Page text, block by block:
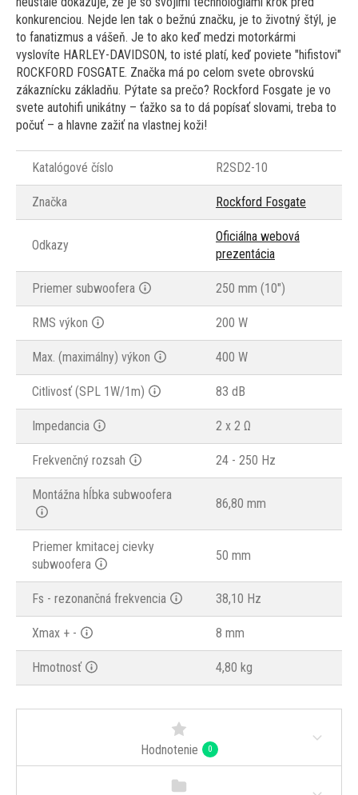
konkurenciou. Nejde len tak o bežnú značku, je to životný štýl, je
to fanatizmus a vášeň. Je to ako keď medzi motorkármi
vyslovíte HARLEY-DAVIDSON, to isté platí, keď poviete "hifistovi"
ROCKFORD FOSGATE. Značka má po celom svete obrovskú
zákaznícku základňu. Pýtate sa prečo? Rockford Fosgate je vo
svete autohifi unikátny – ťažko sa to dá popísať slovami, treba to
počuť – a hlavne zažiť na vlastnej koži!
Katalógové číslo R2SD2-10
Značka Rockford Fosgate
Odkazy
Oficiálna webová
prezentácia
Priemer subwoofera 250 mm (10")
RMS výkon 200 W
Max. (maximálny) výkon 400 W
Citlivosť (SPL 1W/1m) 83 dB
Impedancia 2 x 2 Ω
Frekvenčný rozsah 24 - 250 Hz
Montážna hĺbka subwoofera
86,80 mm
Priemer kmitacej cievky
subwoofera
50 mm
Fs - rezonančná frekvencia 38,10 Hz
Xmax + - 8 mm
Hmotnosť 4,80 kg
Hodnotenie 0